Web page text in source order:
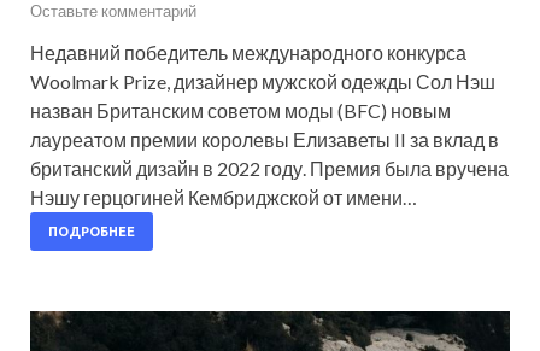
Оставьте комментарий
Недавний победитель международного конкурса
Woolmark Prize, дизайнер мужской одежды Сол Нэш
назван Британским советом моды (BFC) новым
лауреатом премии королевы Елизаветы II за вклад в
британский дизайн в 2022 году. Премия была вручена
Нэшу герцогиней Кембриджской от имени…
ПОДРОБНЕЕ